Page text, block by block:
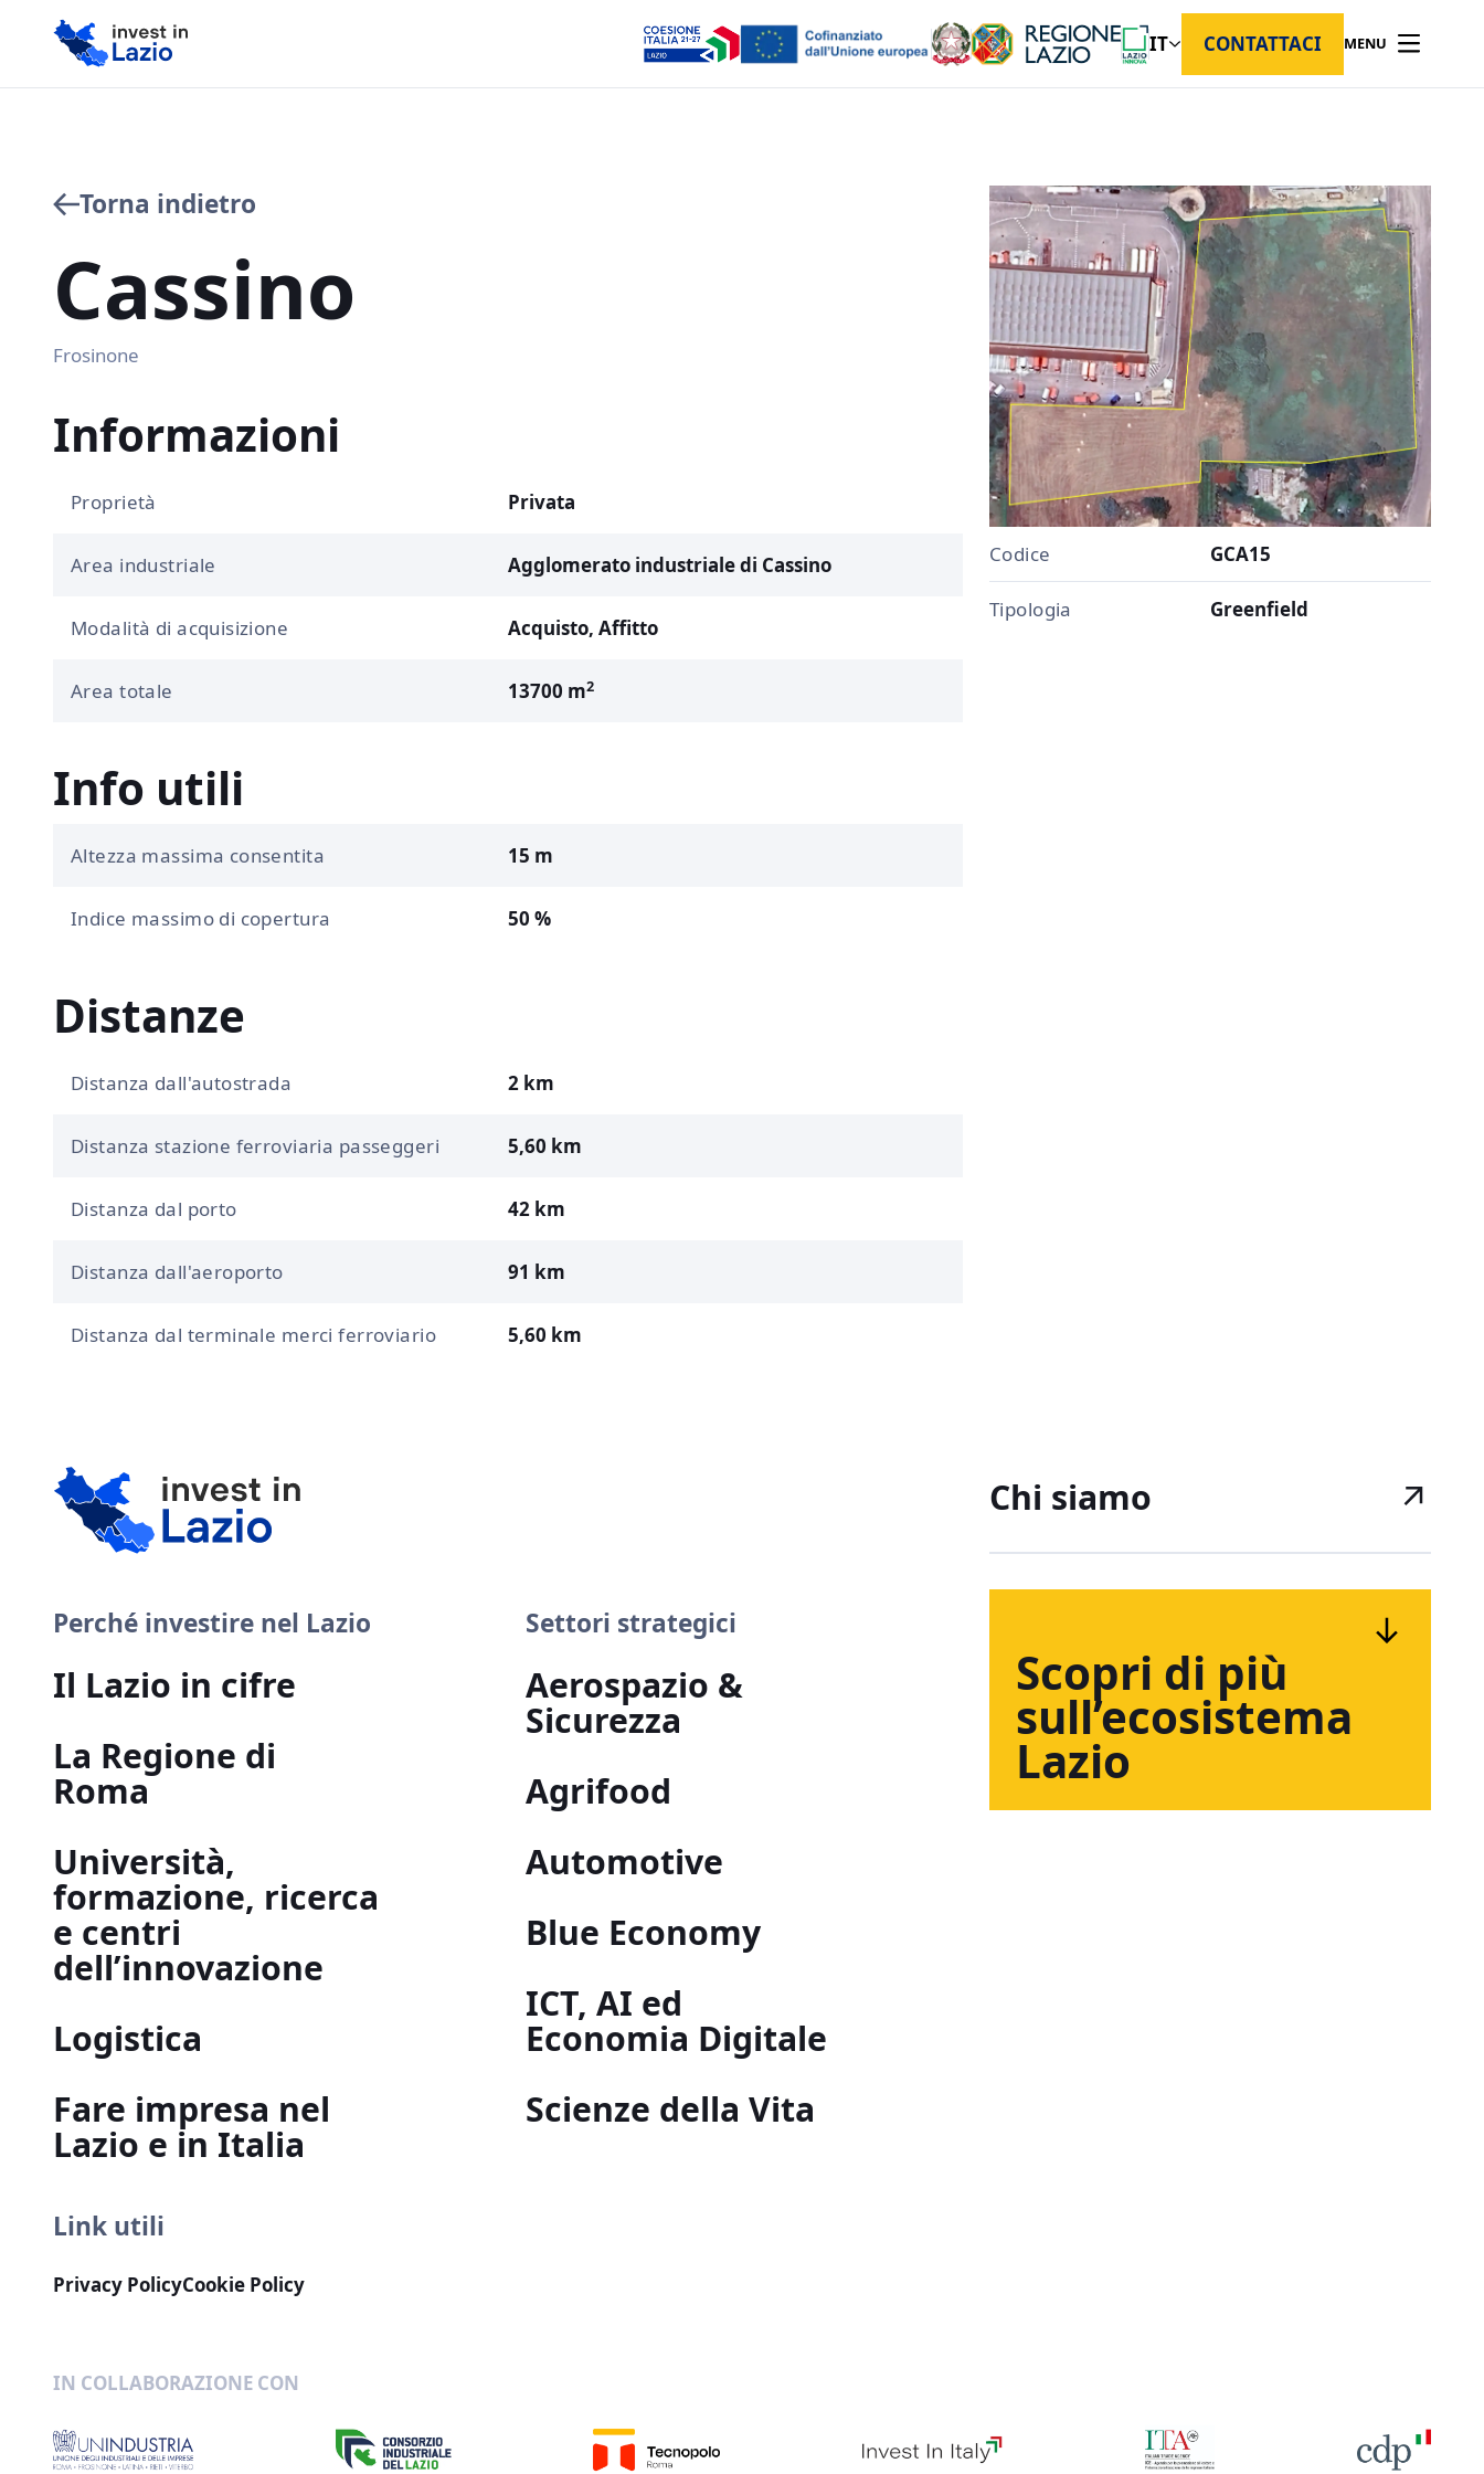
IT CONTATTACI MENU
Torna indietro
Cassino
Frosinone
Informazioni
Proprietà Privata
Area industriale Agglomerato industriale di Cassino
Modalità di acquisizione Acquisto, Affitto
Area totale 13700 m2
Info utili
Altezza massima consentita 15 m
Indice massimo di copertura 50 %
Distanze
Distanza dall'autostrada 2 km
Distanza stazione ferroviaria passeggeri 5,60 km
Distanza dal porto 42 km
Distanza dall'aeroporto 91 km
Distanza dal terminale merci ferroviario 5,60 km
Codice GCA15
Tipologia Greenfield
Perché investire nel Lazio
Il Lazio in cifre
La Regione di
Roma
Università,
formazione, ricerca
e centri
dell’innovazione
Logistica
Fare impresa nel
Lazio e in Italia
Settori strategici
Aerospazio &
Sicurezza
Agrifood
Automotive
Blue Economy
ICT, AI ed
Economia Digitale
Scienze della Vita
Link utili
Privacy PolicyCookie Policy
Chi siamo
Scopri di più
sull’ecosistema
Lazio
IN COLLABORAZIONE CON